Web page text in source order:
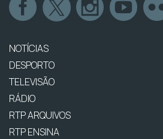
NOTÍCIAS
DESPORTO
TELEVISÃO
RÁDIO
RTP ARQUIVOS
RTP ENSINA